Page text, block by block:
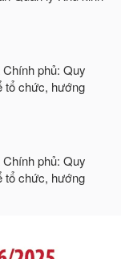
phủ: Quy
chức, hướng
phủ: Quy
chức, hướng
thực hiện xử